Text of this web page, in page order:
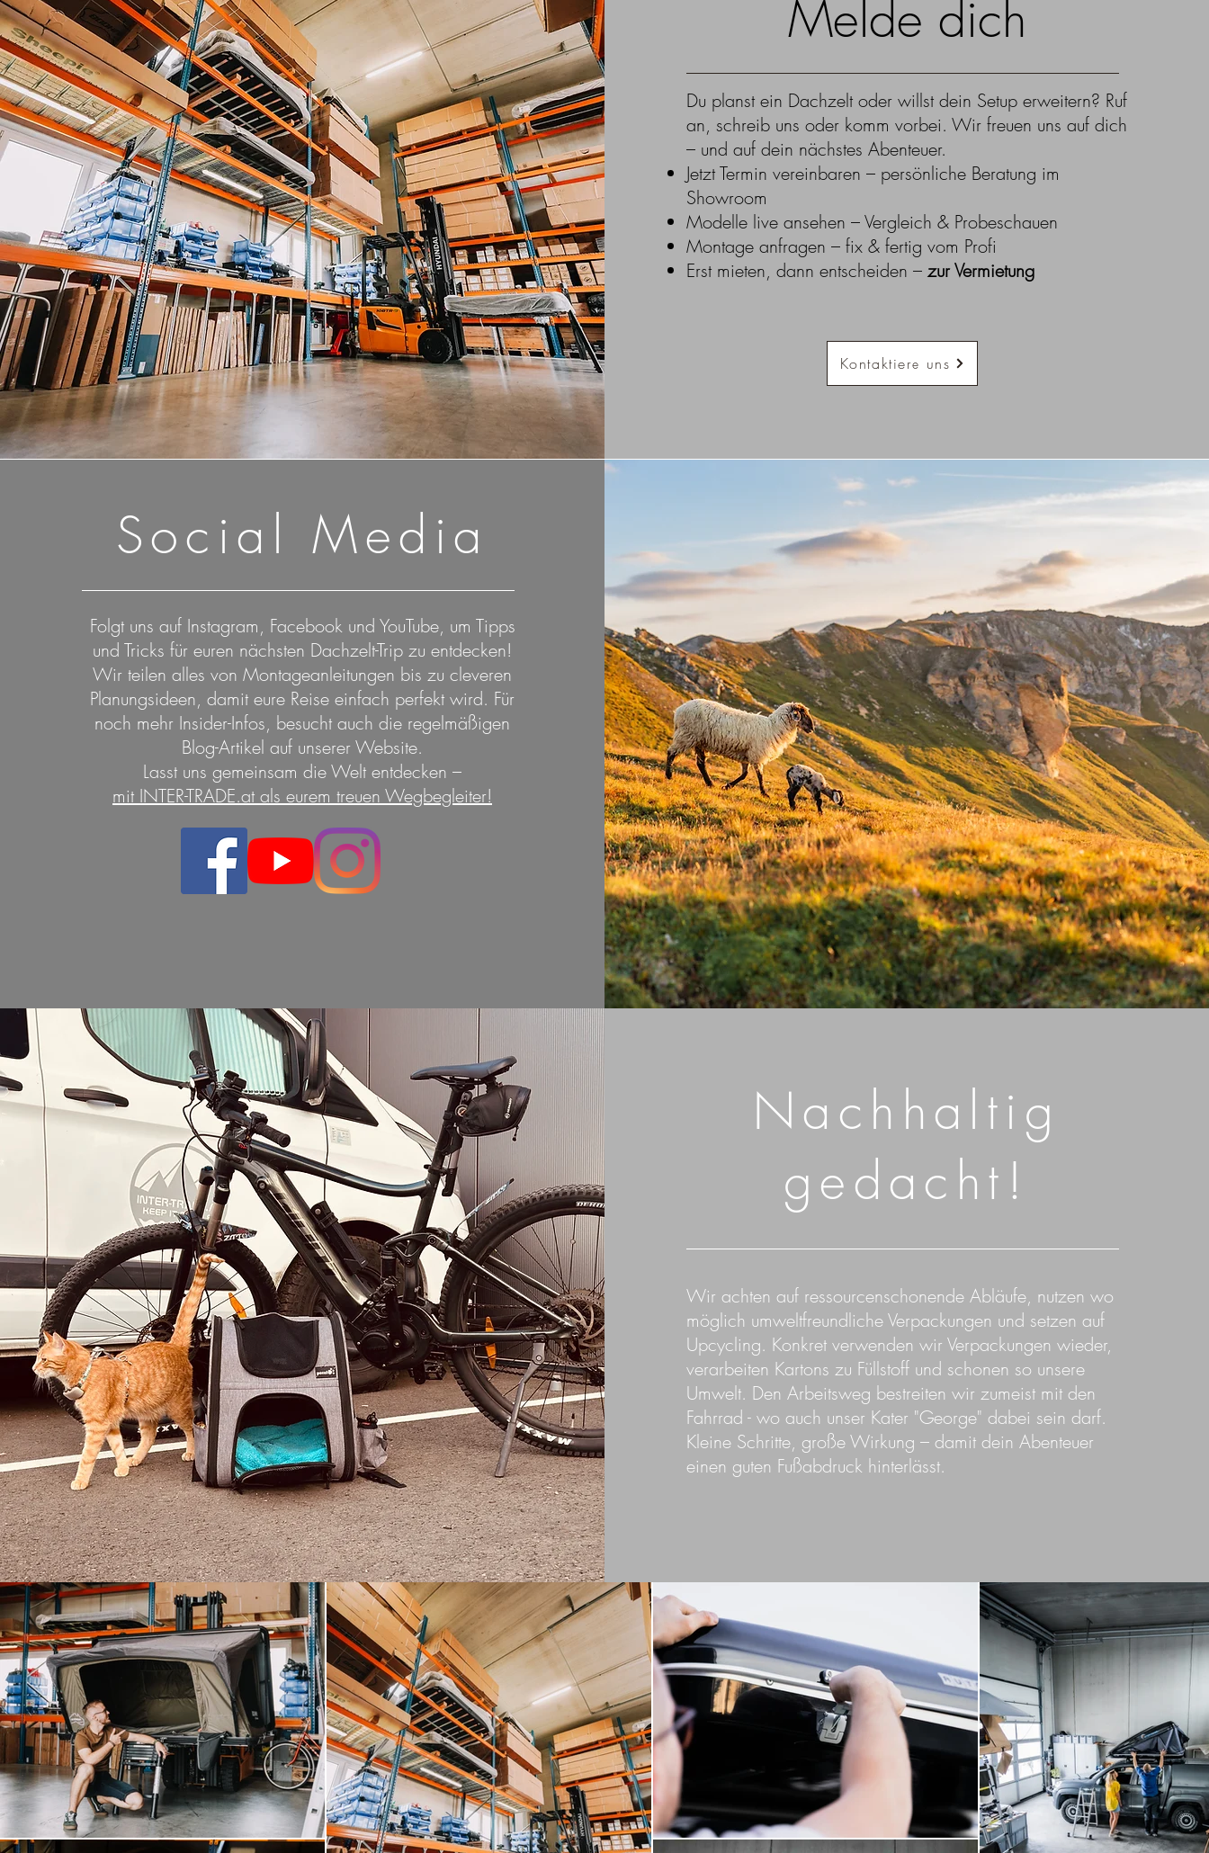
Melde dich
Du planst ein Dachzelt oder willst dein Setup erweitern? Ruf
an, schreib uns oder komm vorbei. Wir freuen uns auf dich
– und auf dein nächstes Abenteuer.​
Jetzt Termin vereinbaren – persönliche Beratung im
Showroom
Modelle live ansehen – Vergleich & Probeschauen
Montage anfragen – fix & fertig vom Profi
Erst mieten, dann entscheiden – zur Vermietung
Kontaktiere uns
Social Media
Folgt uns auf Instagram, Facebook und YouTube, um Tipps
und Tricks für euren nächsten Dachzelt-Trip zu entdecken!
Wir teilen alles von Montageanleitungen bis zu cleveren
Planungsideen, damit eure Reise einfach perfekt wird. Für
noch mehr Insider-Infos, besucht auch die regelmäßigen
Blog-Artikel auf unserer Website.
Lasst uns gemeinsam die Welt entdecken –
mit INTER-TRADE.at als eurem treuen Wegbegleiter!
Nachhaltig
gedacht!
Wir achten auf ressourcenschonende Abläufe, nutzen wo
möglich umweltfreundliche Verpackungen und setzen auf
Upcycling. Konkret verwenden wir Verpackungen wieder,
verarbeiten Kartons zu Füllstoff und schonen so unsere
Umwelt. Den Arbeitsweg bestreiten wir zumeist mit den
Fahrrad - wo auch unser Kater "George" dabei sein darf.
Kleine Schritte, große Wirkung – damit dein Abenteuer
einen guten Fußabdruck hinterlässt.